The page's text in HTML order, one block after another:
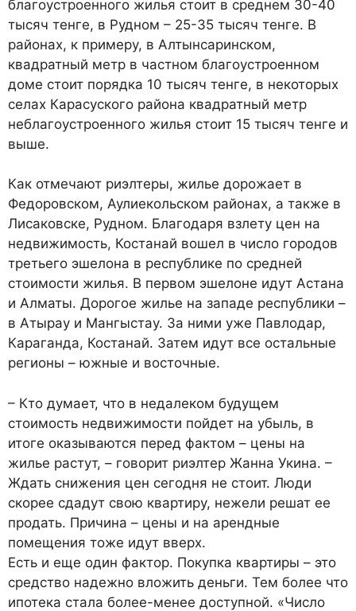
благоустроенного жилья стоит в среднем 30-40
тысяч тенге, в Рудном – 25-35 тысяч тенге. В
районах, к примеру, в Алтынсаринском,
квадратный метр в частном благоустроенном
доме стоит порядка 10 тысяч тенге, в некоторых
селах Карасуского района квадратный метр
неблагоустроенного жилья стоит 15 тысяч тенге и
выше.
Как отмечают риэлтеры, жилье дорожает в
Федоровском, Аулиекольском районах, а также в
Лисаковске, Рудном. Благодаря взлету цен на
недвижимость, Костанай вошел в число городов
третьего эшелона в республике по средней
стоимости жилья. В первом эшелоне идут Астана
и Алматы. Дорогое жилье на западе республики –
в Атырау и Мангыстау. За ними уже Павлодар,
Караганда, Костанай. Затем идут все остальные
регионы – южные и восточные.
– Кто думает, что в недалеком будущем
стоимость недвижимости пойдет на убыль, в
итоге оказываются перед фактом – цены на
жилье растут, – говорит риэлтер Жанна Укина. –
Ждать снижения цен сегодня не стоит. Люди
скорее сдадут свою квартиру, нежели решат ее
продать. Причина – цены и на арендные
помещения тоже идут вверх.
Есть и еще один фактор. Покупка квартиры – это
средство надежно вложить деньги. Тем более что
ипотека стала более-менее доступной. «Число